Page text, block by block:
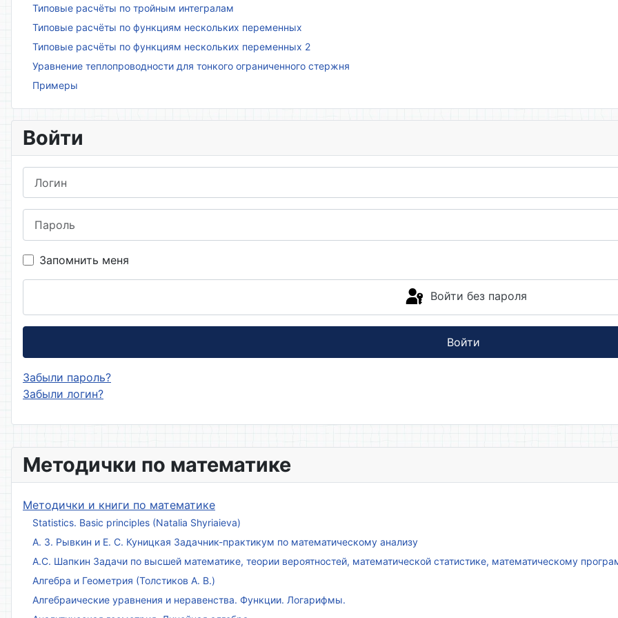
Методички по математике
Методички и книги по математике
Statistics. Basic principles (Natalia Shyriaieva)
А. З. Рывкин и Е. С. Куницкая Задачник-практикум по математическому анализу
А.С. Шапкин Задачи по высшей математике, теории вероятностей, математической статистике, математическому
Алгебра и Геометрия (Толстиков А. В.)
Алгебраические уравнения и неравенства. Функции. Логарифмы.
Типовые расчёты по тройным интегралам
Типовые расчёты по функциям нескольких переменных
Типовые расчёты по функциям нескольких переменных 2
Уравнение теплопроводности для тонкого ограниченного стержня
Примеры
Войти
Запомнить меня
Войти без пароля
Войти
Забыли пароль?
Забыли логин?